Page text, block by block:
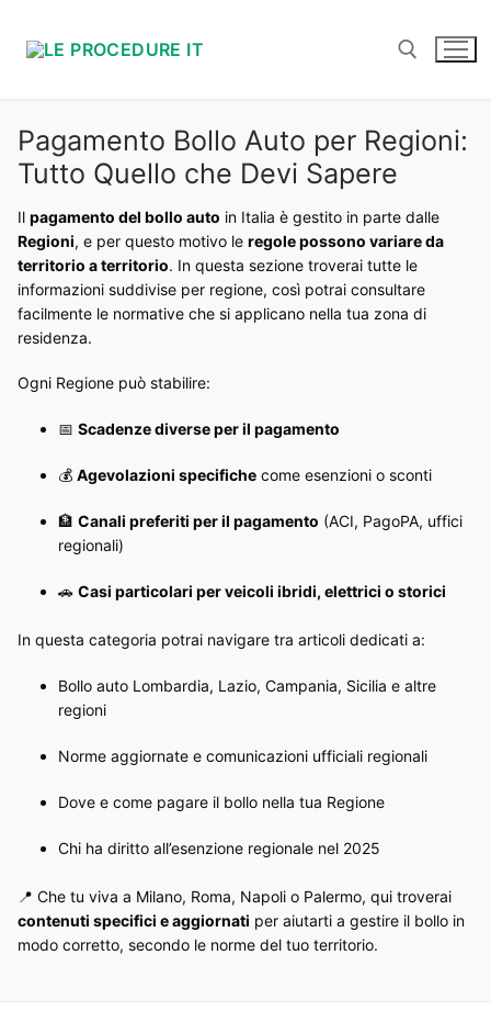
Cerca:
Pagamento Bollo Auto per Regioni:
Tutto Quello che Devi Sapere
Il pagamento del bollo auto in Italia è gestito in parte dalle
Regioni, e per questo motivo le regole possono variare da
territorio a territorio. In questa sezione troverai tutte le
informazioni suddivise per regione, così potrai consultare
facilmente le normative che si applicano nella tua zona di
residenza.
Ogni Regione può stabilire:
📅 Scadenze diverse per il pagamento
💰 Agevolazioni specifichecome esenzioni o sconti
🏦 Canali preferiti per il pagamento (ACI, PagoPA, uffici
regionali)
🚗 Casi particolari per veicoli ibridi, elettrici o storici
In questa categoria potrai navigare tra articoli dedicati a:
Bollo auto Lombardia, Lazio, Campania, Sicilia e altre
regioni
Norme aggiornate e comunicazioni ufficiali regionali
Dove e come pagare il bollo nella tua Regione
Chi ha diritto all’esenzione regionale nel 2025
📍 Che tu viva a Milano, Roma, Napoli o Palermo, qui troverai
contenuti specifici e aggiornati per aiutarti a gestire il bollo in
modo corretto, secondo le norme del tuo territorio.